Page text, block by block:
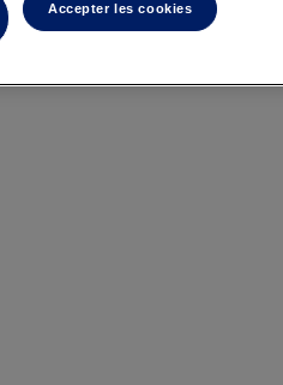
Accepter les cookies